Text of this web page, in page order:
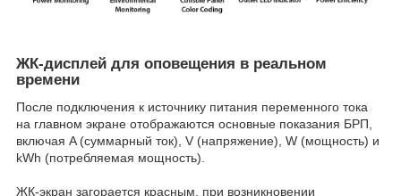
ЖК-дисплей для оповещения в реальном
времени
После подключения к источнику питания переменного тока
на главном экране отображаются основные показания БРП,
включая A (суммарный ток), V (напряжение), W (мощность) и
kWh (потребляемая мощность).
ЖК-экран загорается красным, при возникновении